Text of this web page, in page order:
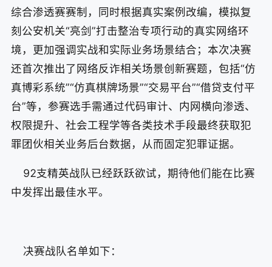
综合渗透赛赛制，同时根据真实案例改编，模拟复
刻公安机关“亮剑”打击整治专项行动的真实网络环
境，更加强调实战和实际业务场景结合；本次决赛
还首次推出了网络反诈相关场景创新赛题，包括“仿
真博彩系统”“仿真棋牌场景”“交易平台”“借贷支付平
台”等，参赛选手需通过代码审计、内网横向渗透、
权限提升、社会工程学等各类技术手段最终获取犯
罪团伙相关业务后台数据，从而固定犯罪证据。
92支精英战队已经跃跃欲试，期待他们能在比赛
中发挥出最佳水平。
决赛战队名单如下：